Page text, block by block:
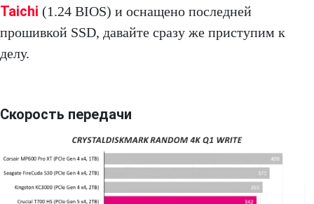
Taichi (1.24 BIOS) и оснащено последней
прошивкой SSD, давайте сразу же приступим к
делу.
Скорость передачи